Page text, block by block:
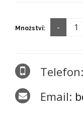
Množství:
Email: